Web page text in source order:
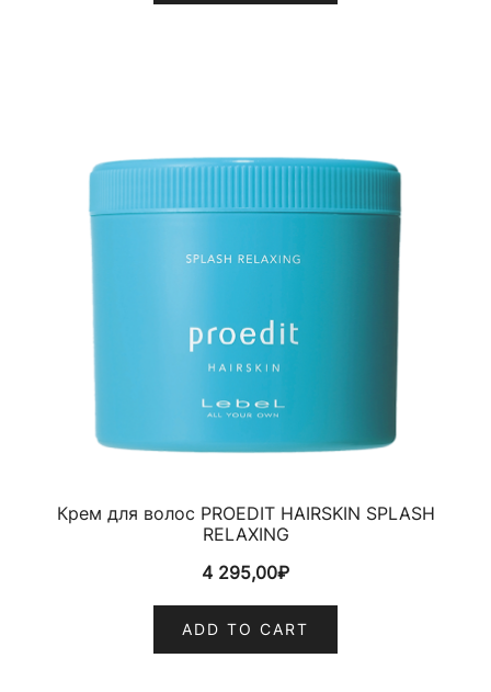
Крем для волос PROEDIT HAIRSKIN SPLASH
RELAXING
4 295,00₽
ADD TO CART